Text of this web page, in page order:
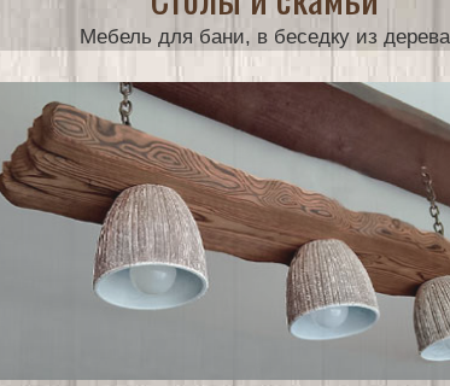
Мебель для бани, в беседку из дерева